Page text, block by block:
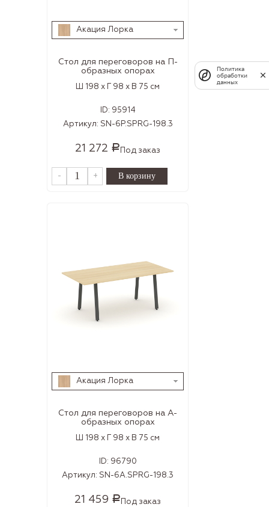
Акация Лорка
Стол для переговоров на П-
образных опорах
Ш 198 x Г 98 x В 75 см
ID: 95914
Артикул: SN-6P.SPRG-198.3
21 272 Р Под заказ
- +
Акация Лорка
Стол для переговоров на А-
образных опорах
Ш 198 x Г 98 x В 75 см
ID: 96790
Артикул: SN-6A.SPRG-198.3
21 459 Р Под заказ
Политика
обработки
данных